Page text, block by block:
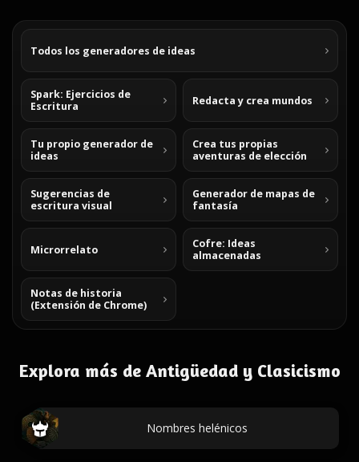
Todos los generadores de ideas
Spark: Ejercicios de
Escritura
Redacta y crea mundos
Tu propio generador de
ideas
Crea tus propias
aventuras de elección
Sugerencias de
escritura visual
Generador de mapas de
fantasía
Microrrelato
Cofre: Ideas
almacenadas
Notas de historia
(Extensión de Chrome)
Explora más de Antigüedad y Clasicismo
Nombres helénicos